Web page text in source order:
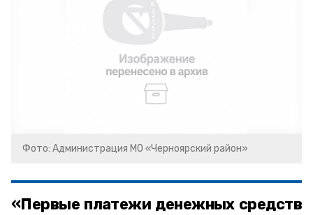
Фото: Администрация МО «Черноярский район»
«Первые платежи денежных средств